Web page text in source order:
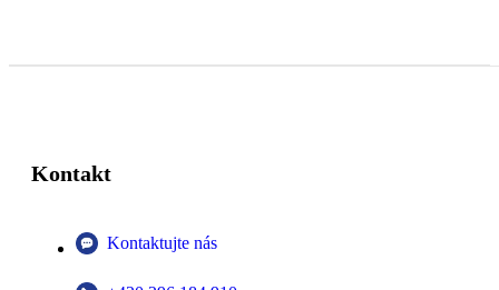
Kontakt
Kontaktujte nás